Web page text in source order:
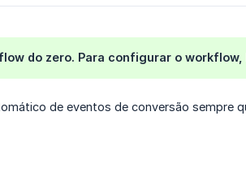
do zero. Para configurar o
de eventos de conversão sempre